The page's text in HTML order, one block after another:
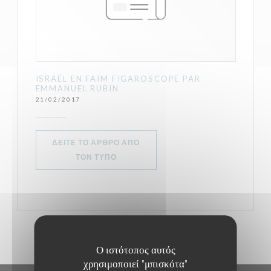
Ο ιστότοπος αυτός
χρησιμοποιεί "μπισκότα"
ISRAËL EN FAIM FIGAROSCOPE PAR
EMMANUEL RUBIN
21/02/2017
ΔΕΊΤΕ ΤΟ ΆΡΘΡΟ ΑΠΌ
ΤΟΝ ΤΎΠΟ((ΑΝΟΊΓΕΙ ΣΕ ΝΈΟ ΠΑΡΆΘΥΡΟ))